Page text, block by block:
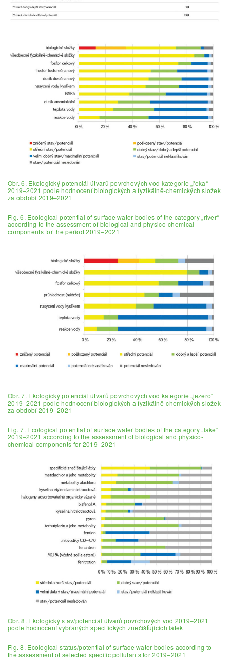
Obr. 6. Ekologický potenciál útvarů povrchových vod kategorie „řeka“
2019–2021 podle hodnocení biologických a fyzikálně-chemických složek
za období 2019–2021
Fig. 6. Ecological potential of surface water bodies of the category „river“
according to the assessment of biological and physico-chemical
components for the period 2019–2021
Obr. 7. Ekologický potenciál útvarů povrchových vod kategorie „jezero“
2019–2021 podle hodnocení biologických a fyzikálně-chemických složek
za období 2019–2021
Fig. 7. Ecological potential of surface water bodies of the category „lake“
2019–2021 according to the assessment of biological and physico-
chemical components for 2019–2021
Obr. 8. Ekologický stav/potenciál útvarů povrchových vod 2019–2021
podle hodnocení vybraných specifických znečišťujících látek
Fig. 8. Ecological status/potential of surface water bodies according to
the assessment of selected specific pollutants for 2019–2021